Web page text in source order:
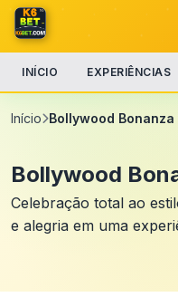
INÍCIO EXPERIÊNCIAS
Início Bollywood Bonanza
Bollywood
Celebração total ao
e alegria em uma